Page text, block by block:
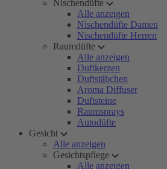
Nischendüfte
Alle anzeigen
Nischendüfte Damen
Nischendüfte Herren
Raumdüfte
Alle anzeigen
Duftkerzen
Duftstäbchen
Aroma Diffuser
Duftsteine
Raumsprays
Autodüfte
Gesicht
Alle anzeigen
Gesichtspflege
Alle anzeigen